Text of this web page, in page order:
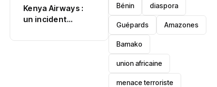
Kenya Airways :
un incident
ECONOMIE
Afrique du Sud :
les
cryptomonnaies
dans le viseur
Bénin diaspora
Guépards Amazones
Bamako
union africaine
menace terroriste